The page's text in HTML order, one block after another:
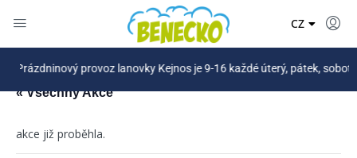
provoz lanovky Kejnos je 9-16 každé úterý, pátek, sobota a
CZ
« Všechny Akce
akce již proběhla.